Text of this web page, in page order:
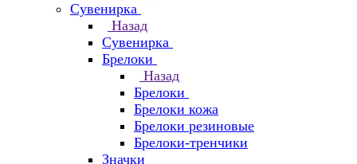
Сувенирка
Назад
Сувенирка
Брелоки
Назад
Брелоки
Брелоки кожа
Брелоки резиновые
Брелоки-тренчики
Значки